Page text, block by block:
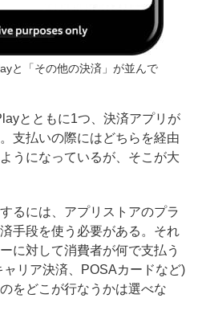
と「その他の決済」が並んで
とともに1つ、決済アプリが
支払いの際にはどちらを経由
うになっているが、そこが大
るには、アプリストアのプラ
手段を使う必要がある。それ
に対して消費者が何で支払う
リア決済、POSAカードなど)
をどこが行なうかは選べな